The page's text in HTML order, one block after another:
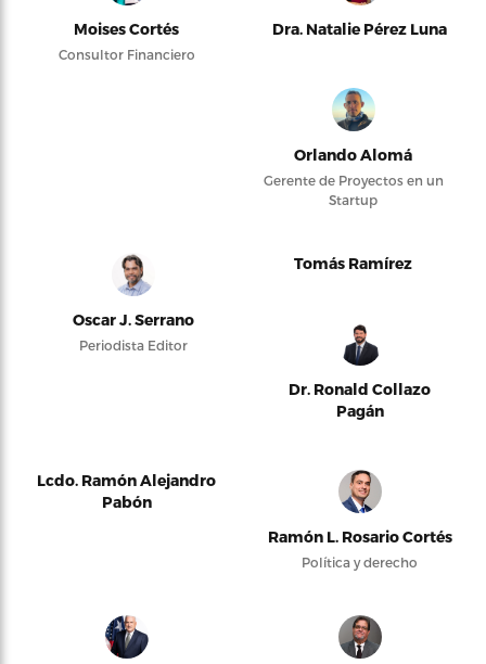
Moises Cortés
Consultor Financiero
Dra. Natalie Pérez Luna
Orlando Alomá
Gerente de Proyectos en un
Startup
Oscar J. Serrano
Periodista Editor
Tomás Ramírez
Dr. Ronald Collazo
Pagán
Lcdo. Ramón Alejandro
Pabón
Ramón L. Rosario Cortés
Política y derecho